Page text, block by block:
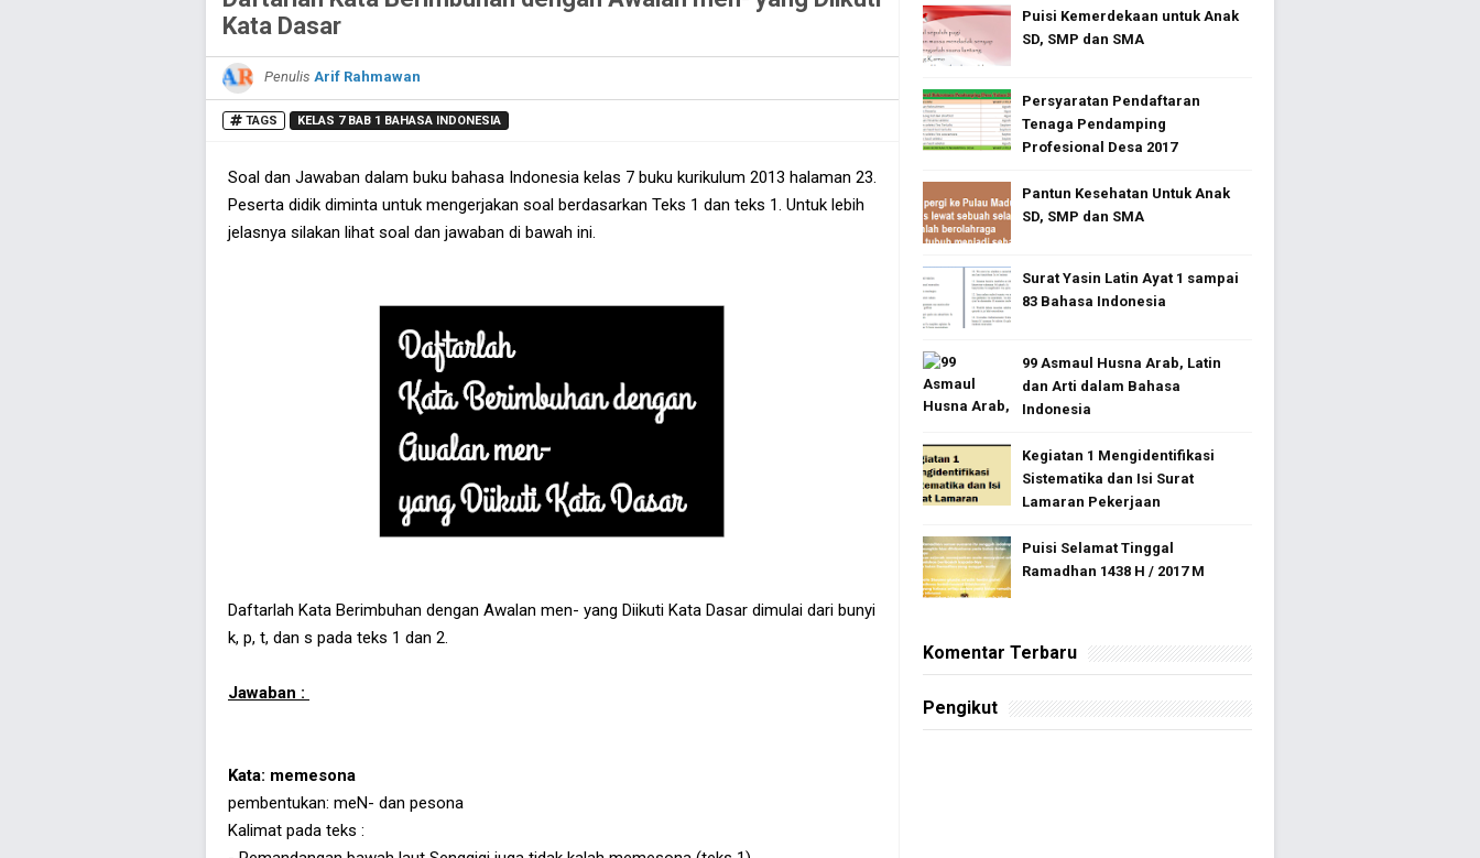
Kata Dasar
Penulis Arif Rahmawan
TAGS KELAS 7 BAB 1 BAHASA INDONESIA
Soal dan Jawaban dalam buku bahasa Indonesia kelas 7 buku kurikulum 2013 halaman 23.
Peserta didik diminta untuk mengerjakan soal berdasarkan Teks 1 dan teks 1. Untuk lebih
jelasnya silakan lihat soal dan jawaban di bawah ini.
Daftarlah Kata Berimbuhan dengan Awalan men- yang Diikuti Kata Dasar dimulai dari bunyi
k, p, t, dan s pada teks 1 dan 2.
Jawaban :
Kata: memesona
pembentukan: meN- dan pesona
Kalimat pada teks :
Puisi Kemerdekaan untuk Anak
SD, SMP dan SMA
Persyaratan Pendaftaran
Tenaga Pendamping
Profesional Desa 2017
Pantun Kesehatan Untuk Anak
SD, SMP dan SMA
Surat Yasin Latin Ayat 1 sampai
83 Bahasa Indonesia
99 Asmaul Husna Arab, Latin
dan Arti dalam Bahasa
Indonesia
Kegiatan 1 Mengidentifikasi
Sistematika dan Isi Surat
Lamaran Pekerjaan
Puisi Selamat Tinggal
Ramadhan 1438 H / 2017 M
Komentar Terbaru
Pengikut